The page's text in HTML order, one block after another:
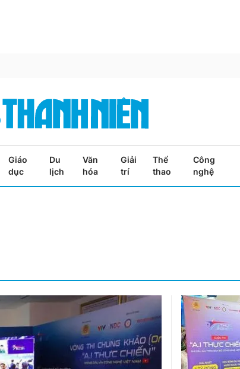
Giáo
dục
Du
lịch
Văn
hóa
Giải
trí
Thể
thao
Công
nghệ